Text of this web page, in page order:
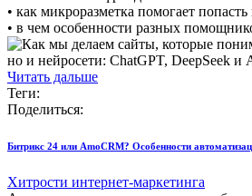
• как микроразметка помогает
• в чем особенности разных
Читать дальше
Теги:
Поделиться:
Битрикс 24 или АmoCRM? Особенности
Хитрости интернет-маркетинга